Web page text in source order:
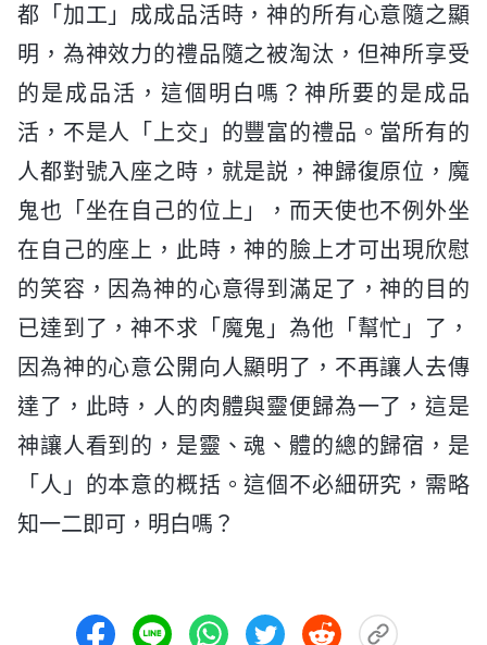
都「加工」成成品活時，神的所有心意隨之顯
明，為神效力的禮品隨之被淘汰，但神所享受
的是成品活，這個明白嗎？神所要的是成品
活，不是人「上交」的豐富的禮品。當所有的
人都對號入座之時，就是説，神歸復原位，魔
鬼也「坐在自己的位上」，而天使也不例外坐
在自己的座上，此時，神的臉上才可出現欣慰
的笑容，因為神的心意得到滿足了，神的目的
已達到了，神不求「魔鬼」為他「幫忙」了，
因為神的心意公開向人顯明了，不再讓人去傳
達了，此時，人的肉體與靈便歸為一了，這是
神讓人看到的，是靈、魂、體的總的歸宿，是
「人」的本意的概括。這個不必細研究，需略
知一二即可，明白嗎？